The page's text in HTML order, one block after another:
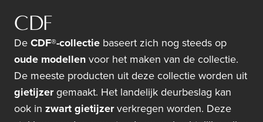
CDF
De CDF®-collectie baseert zich nog steeds op
oude modellen voor het maken van de collectie.
De meeste producten uit deze collectie worden uit
gietijzergemaakt. Het landelijk deurbeslag kan
ook in zwart gietijzerverkregen worden. Deze